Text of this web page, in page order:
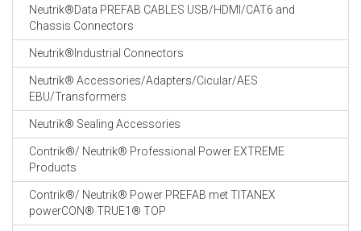
CABLE EQUIPEMENTS
Neutrik®Data PREFAB CABLES USB/HDMI/CAT6 and
Chassis Connectors
Neutrik®Industrial Connectors
Neutrik® Accessories/Adapters/Cicular/AES
EBU/Transformers
Neutrik® Sealing Accessories
Contrik®/ Neutrik® Professional Power EXTREME
Products
Contrik®/ Neutrik® Power PREFAB met TITANEX
powerCON® TRUE1® TOP